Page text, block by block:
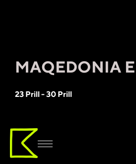
MAQEDONIA
23 Prill - 30 Prill